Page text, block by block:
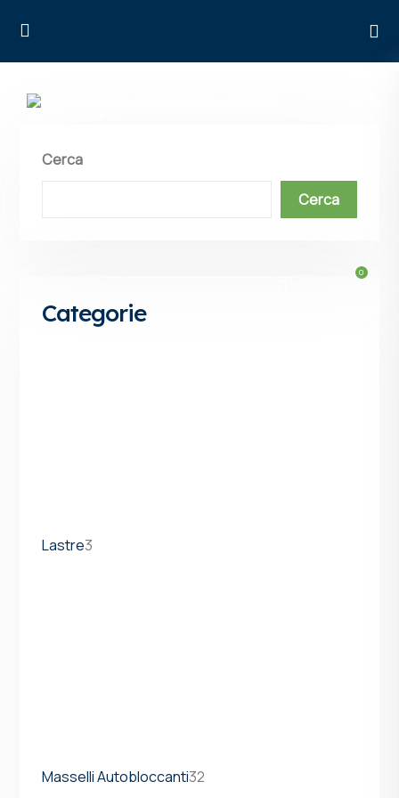
INFO TECNICHE
Cerca
Cerca
Categorie
Lastre3
Masselli Autobloccanti32